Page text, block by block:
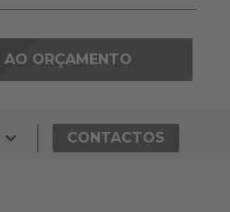
ORÇAMENTO
CONTACTOS